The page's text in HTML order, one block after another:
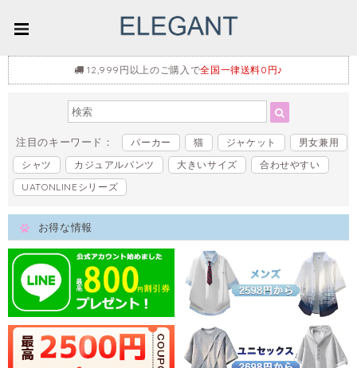
12,999円以上のご購入で全国一律送料0円♪
注目のキーワード： パーカー 猫 ジャケット
男女兼用
シャツ
カジュアルパンツ 大きいサイズ
合わせやすい
UATONLINEシリーズ
お得な情報